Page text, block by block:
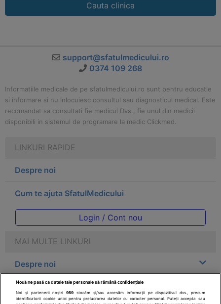
Cauta clinica
support@sfatulmedicului.ro
0374 109 268
Informatiile medicale de pe sfatulmedicului.ro sunt pentru educatie
si informare si nu inlocuiesc consultul sau diagnosticul medical. Este
recomandat sa consultati fie medicul Dvs., fie unul din medicii
disponibili in sistemul de programare la medic Clickmed.
LINKURI RAPIDE
Despre noi
Cum te ajuta SfatulMedicului
Login / Cont nou
MAI MULTE LINKURI
Despre noi
Legal
Nouă ne pasă ca datele tale personale să rămână confidențiale
Noi și partenerii noștri959 stocăm și/sau accesăm informații pe dispozitivul dvs., precum
identificatorii cookie unici pentru prelucrarea datelor cu caracter personal. Puteți accepta sau